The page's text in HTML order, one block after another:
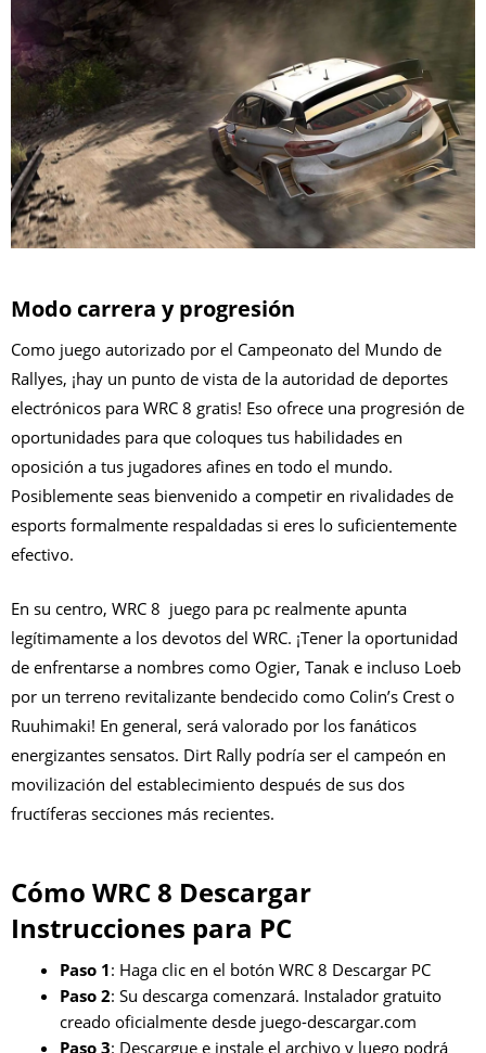
Modo carrera y progresión
Como juego autorizado por el Campeonato del Mundo de
Rallyes, ¡hay un punto de vista de la autoridad de deportes
electrónicos para WRC 8 gratis! Eso ofrece una progresión de
oportunidades para que coloques tus habilidades en
oposición a tus jugadores afines en todo el mundo.
Posiblemente seas bienvenido a competir en rivalidades de
esports formalmente respaldadas si eres lo suficientemente
efectivo.
En su centro, WRC 8 juego para pc realmente apunta
legítimamente a los devotos del WRC. ¡Tener la oportunidad
de enfrentarse a nombres como Ogier, Tanak e incluso Loeb
por un terreno revitalizante bendecido como Colin’s Crest o
Ruuhimaki! En general, será valorado por los fanáticos
energizantes sensatos. Dirt Rally podría ser el campeón en
movilización del establecimiento después de sus dos
fructíferas secciones más recientes.
Cómo WRC 8 Descargar
Instrucciones para PC
Paso 1: Haga clic en el botón WRC 8 Descargar PC
Paso 2: Su descarga comenzará. Instalador gratuito
creado oficialmente desde juego-descargar.com
Paso 3: Descargue e instale el archivo y luego podrá